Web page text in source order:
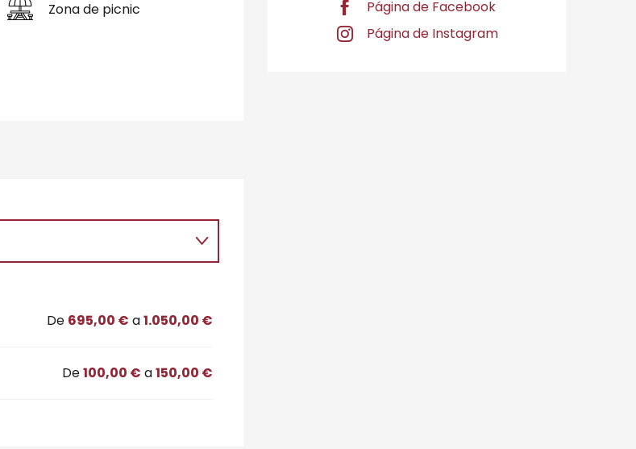
Página de Facebook
Página de Instagram
Zona de picnic
De 695,00 € a1.050,00 €
De100,00 € a150,00 €